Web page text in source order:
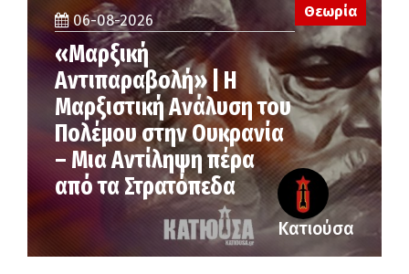
Θεωρία
06-08-2026
«Μαρξική
Αντιπαραβολή» | Η
Μαρξιστική Ανάλυση του
Πολέμου στην Ουκρανία
– Μια Αντίληψη πέρα
από τα Στρατόπεδα
Κατιούσα